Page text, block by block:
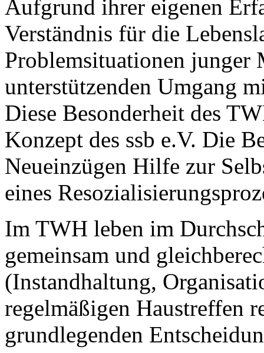
Aufgrund ihrer eigenen
Verständnis für die
Problemsituationen junger
unterstützenden Umgang
Diese Besonderheit des
Konzept des ssb e.V. Die
Neueinzügen Hilfe zur
eines
Im TWH leben im
gemeinsam und
(Instandhaltung,
regelmäßigen Haustreffen
grundlegenden